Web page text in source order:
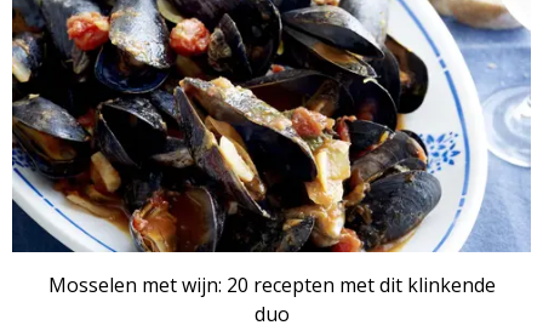
Mosselen met wijn: 20 recepten met dit klinkende
duo